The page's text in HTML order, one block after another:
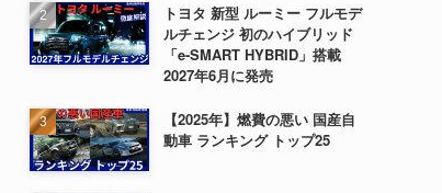
トヨタ 新型 ルーミー フルモデ
ルチェンジ 初のハイブリッド
「e-SMART HYBRID」搭載
2027年6月に発売
【2025年】燃費の悪い 国産自
動車 ランキング トップ25